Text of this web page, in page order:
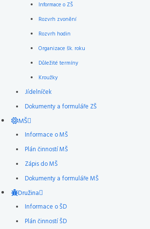
Informace o ZŠ
Rozvrh zvonění
Rozvrh hodin
Organizace šk. roku
Důležité termíny
Kroužky
Jídelníček
Dokumenty a formuláře ZŠ
MŠ
Informace o MŠ
Plán činností MŠ
Zápis do MŠ
Dokumenty a formuláře MŠ
Družina
Informace o ŠD
Plán činností ŠD